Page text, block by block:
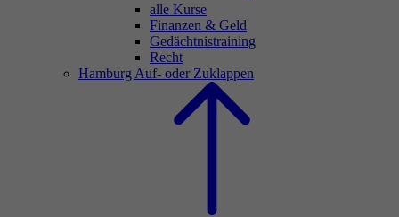
alle Kurse
Finanzen & Geld
Gedächtnistraining
Recht
Hamburg Auf- oder Zuklappen